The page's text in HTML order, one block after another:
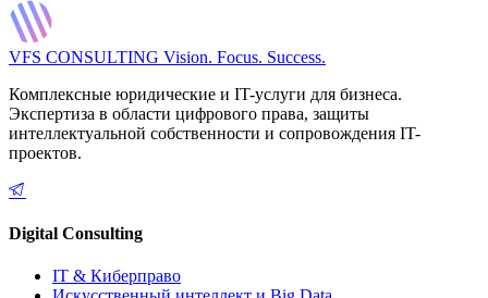
VFS CONSULTING Vision. Focus. Success.
Комплексные юридические и IT-услуги для бизнеса.
Экспертиза в области цифрового права, защиты
интеллектуальной собственности и сопровождения IT-
проектов.
Digital Consulting
IT & Киберправо